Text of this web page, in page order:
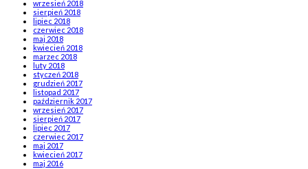
wrzesień 2018
sierpień 2018
lipiec 2018
czerwiec 2018
maj 2018
kwiecień 2018
marzec 2018
luty 2018
styczeń 2018
grudzień 2017
listopad 2017
październik 2017
wrzesień 2017
sierpień 2017
lipiec 2017
czerwiec 2017
maj 2017
kwiecień 2017
maj 2016